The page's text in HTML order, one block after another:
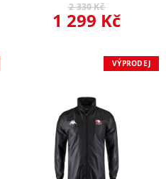
2 330 Kč
1 299 Kč
VÝPRODEJ